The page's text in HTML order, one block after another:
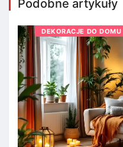
Podobne artykuły
DEKORACJE DO DOMU